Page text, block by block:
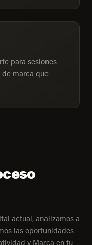
para sesiones
marca que
actual, analizamos a
las oportunidades
y Marca en tu